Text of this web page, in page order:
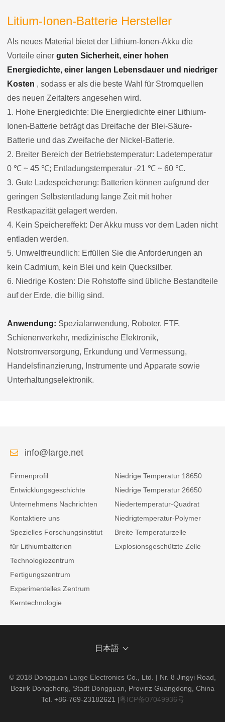
Litium-Ionen-Batterie Hersteller
Als neues Material bietet der Lithium-Ionen-Akku die
Vorteile einer guten Sicherheit, einer hohen
Energiedichte, einer langen Lebensdauer und niedriger
Kosten , sodass er als die beste Wahl für Stromquellen
des neuen Zeitalters angesehen wird.
1. Hohe Energiedichte: Die Energiedichte einer Lithium-
Ionen-Batterie beträgt das Dreifache der Blei-Säure-
Batterie und das Zweifache der Nickel-Batterie.
2. Breiter Bereich der Betriebstemperatur: Ladetemperatur
0 ℃ ~ 45 ℃; Entladungstemperatur -21 ℃ ~ 60 ℃.
3. Gute Ladespeicherung: Batterien können aufgrund der
geringen Selbstentladung lange Zeit mit hoher
Restkapazität gelagert werden.
4. Kein Speichereffekt: Der Akku muss vor dem Laden nicht
entladen werden.
5. Umweltfreundlich: Erfüllen Sie die Anforderungen an
kein Cadmium, kein Blei und kein Quecksilber.
6. Niedrige Kosten: Die Rohstoffe sind übliche Bestandteile
auf der Erde, die billig sind.
Anwendung: Spezialanwendung, Roboter, FTF,
Schienenverkehr, medizinische Elektronik,
Notstromversorgung, Erkundung und Vermessung,
Handelsfinanzierung, Instrumente und Apparate sowie
Unterhaltungselektronik.
info@large.net
Firmenprofil
Entwicklungsgeschichte
Unternehmens Nachrichten
Kontaktiere uns
Spezielles Forschungsinstitut
für Lithiumbatterien
Technologiezentrum
Fertigungszentrum
Experimentelles Zentrum
Kerntechnologie
Niedrige Temperatur 18650
Niedrige Temperatur 26650
Niedertemperatur-Quadrat
Niedrigtemperatur-Polymer
Breite Temperaturzelle
Explosionsgeschützte Zelle
日本語
© 2018 Dongguan Large Electronics Co., Ltd. | Nr. 8 Jingyi Road,
Bezirk Dongcheng, Stadt Dongguan, Provinz Guangdong, China
Tel. +86-769-23182621 |粤ICP备07049936号